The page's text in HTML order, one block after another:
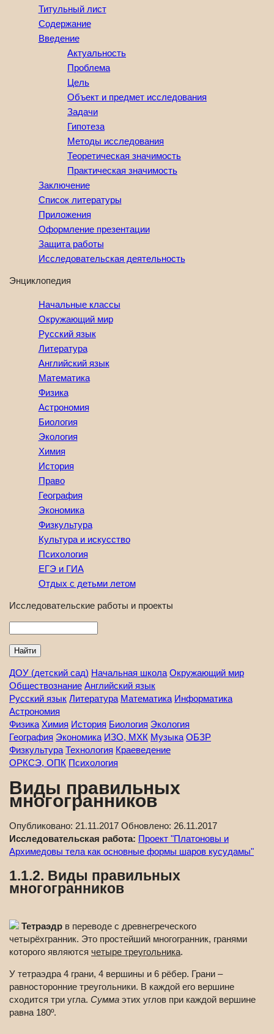
Титульный лист
Содержание
Введение
Актуальность
Проблема
Цель
Объект и предмет исследования
Задачи
Гипотеза
Методы исследования
Теоретическая значимость
Практическая значимость
Заключение
Список литературы
Приложения
Оформление презентации
Защита работы
Исследовательская деятельность
Энциклопедия
Начальные классы
Окружающий мир
Русский язык
Литература
Английский язык
Математика
Физика
Астрономия
Биология
Экология
Химия
История
Право
География
Экономика
Физкультура
Культура и искусство
Психология
ЕГЭ и ГИА
Отдых с детьми летом
Исследовательские работы и проекты
ДОУ (детский сад) Начальная школа Окружающий мир
Обществознание Английский язык
Русский язык Литература Математика Информатика
Астрономия
Физика Химия История Биология Экология
География Экономика ИЗО, МХК Музыка ОБЗР
Физкультура Технология Краеведение
ОРКСЭ, ОПК Психология
Виды правильных
многогранников
Опубликовано: 21.11.2017 Обновлено: 26.11.2017
Исследовательская работа: Проект "Платоновы и
Архимедовы тела как основные формы шаров кусудамы"
1.1.2. Виды правильных
многогранников
Тетраэдр в переводе с древнегреческого
четырёхгранник. Это простейший многогранник, гранями
которого являются четыре треугольника.
У тетраэдра 4 грани, 4 вершины и 6 рёбер. Грани –
равносторонние треугольники. В каждой его вершине
сходится три угла. Сумма этих углов при каждой вершине
равна 180º.